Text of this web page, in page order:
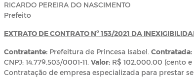
RICARDO PEREIRA DO NASCIMENTO
Prefeito
EXTRATO DE CONTRATO Nº 153/2021 DA
Contratante:Prefeitura de Princesa Isabel. Contratada:
CNPJ: 14.779.503/0001-11. Valor:R$ 102.000,00 (cento e
Contratação de empresa especializada para prestar